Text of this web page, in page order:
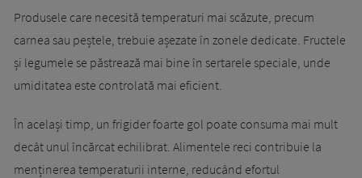
Produsele care necesită temperaturi mai scăzute, precum
carnea sau peștele, trebuie așezate în zonele dedicate. Fructele
și legumele se păstrează mai bine în sertarele speciale, unde
umiditatea este controlată mai eficient.
În același timp, un frigider foarte gol poate consuma mai mult
decât unul încărcat echilibrat. Alimentele reci contribuie la
menținerea temperaturii interne, reducând efortul